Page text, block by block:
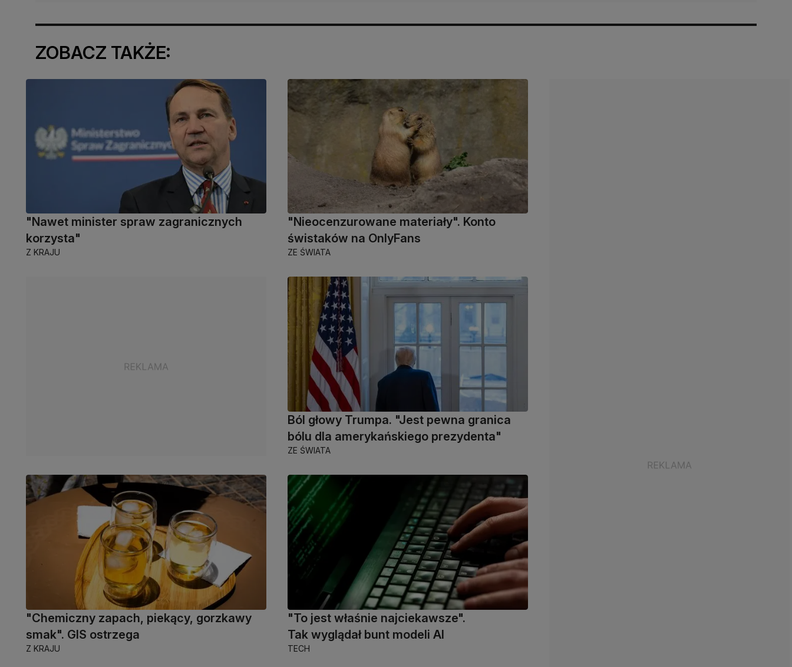
ZOBACZ TAKŻE:
"Nawet minister spraw zagranicznych
korzysta"
Z KRAJU
"Nieocenzurowane materiały". Konto
świstaków na OnlyFans
ZE ŚWIATA
Ból głowy Trumpa. "Jest pewna granica
bólu dla amerykańskiego prezydenta"
ZE ŚWIATA
"Chemiczny zapach, piekący, gorzkawy
smak". GIS ostrzega
Z KRAJU
"To jest właśnie najciekawsze".
Tak wyglądał bunt modeli AI
TECH